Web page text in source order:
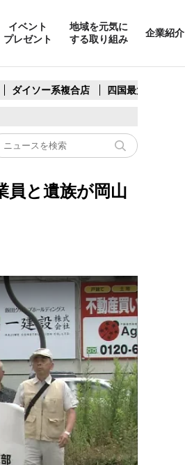
イベント
プレゼント
地域を元気に
する取り組み
企業紹介
ダイソー系複合店 四国最大スリコ
員と遺族が岡山